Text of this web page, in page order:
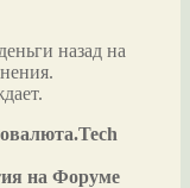
назад на
на Форуме